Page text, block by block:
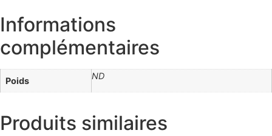
Informations
complémentaires
Poids ND
Produits similaires